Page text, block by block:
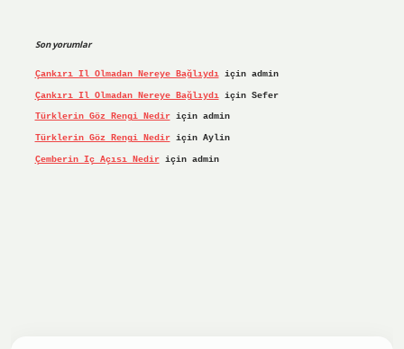
Son yorumlar
Çankırı Il Olmadan Nereye Bağlıydıiçin admin
Çankırı Il Olmadan Nereye Bağlıydıiçin Sefer
Türklerin Göz Rengi Nediriçin admin
Türklerin Göz Rengi Nediriçin Aylin
Çemberin Iç Açısı Nediriçin admin